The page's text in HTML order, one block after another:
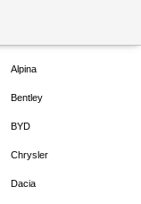
Alpina
Bentley
BYD
Chrysler
Dacia